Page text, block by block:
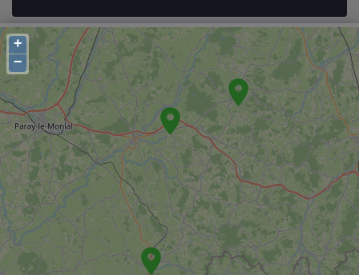
+
−